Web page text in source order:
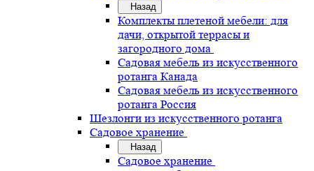
Назад
Комплекты плетеной мебели: для
дачи, открытой террасы и
загородного дома
Садовая мебель из искусственного
ротанга Канада
Садовая мебель из искусственного
ротанга Россия
Шезлонги из искусственного ротанга
Садовое хранение
Назад
Садовое хранение